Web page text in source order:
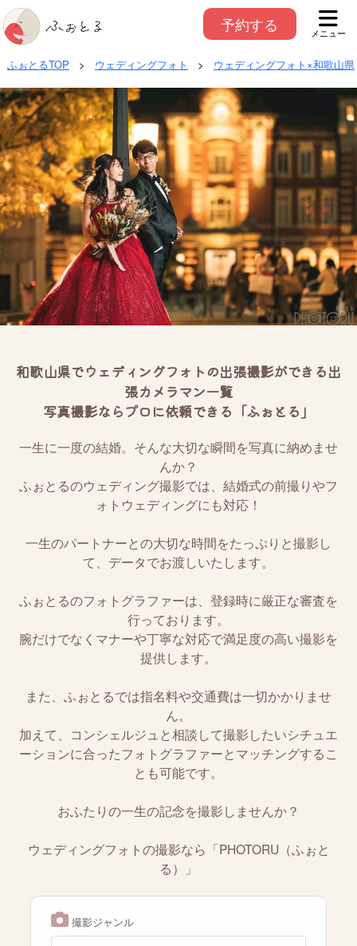
予約する メニュー
ふぉとるTOP > ウェディングフォト > ウェディングフォト×和歌山県
和歌山県でウェディングフォトの出張撮影ができる出
張カメラマン一覧
写真撮影ならプロに依頼できる「ふぉとる」
一生に一度の結婚。そんな大切な瞬間を写真に納めませ
んか？
ふぉとるのウェディング撮影では、結婚式の前撮りやフ
ォトウェディングにも対応！
一生のパートナーとの大切な時間をたっぷりと撮影し
て、データでお渡しいたします。
ふぉとるのフォトグラファーは、登録時に厳正な審査を
行っております。
腕だけでなくマナーや丁寧な対応で満足度の高い撮影を
提供します。
また、ふぉとるでは指名料や交通費は一切かかりませ
ん。
加えて、コンシェルジュと相談して撮影したいシチュエ
ーションに合ったフォトグラファーとマッチングするこ
とも可能です。
おふたりの一生の記念を撮影しませんか？
ウェディングフォトの撮影なら「PHOTORU（ふぉと
る）」
撮影ジャンル